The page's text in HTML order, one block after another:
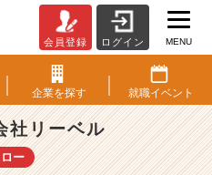
会員登録 ログイン MENU
企業を探す 就職イベント
社リーベル
ー